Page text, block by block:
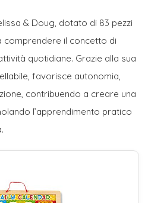
& Doug, dotato di 83 pezzi
comprendere il concetto di
quotidiane. Grazie alla sua
favorisce autonomia,
contribuendo a creare una
l’apprendimento pratico